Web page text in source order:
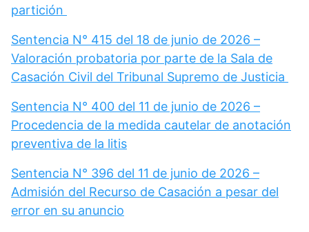
partición
Sentencia N° 415 del 18 de junio de 2026 –
Valoración probatoria por parte de la Sala de
Casación Civil del Tribunal Supremo de Justicia
Sentencia N° 400 del 11 de junio de 2026 –
Procedencia de la medida cautelar de anotación
preventiva de la litis
Sentencia N° 396 del 11 de junio de 2026 –
Admisión del Recurso de Casación a pesar del
error en su anuncio